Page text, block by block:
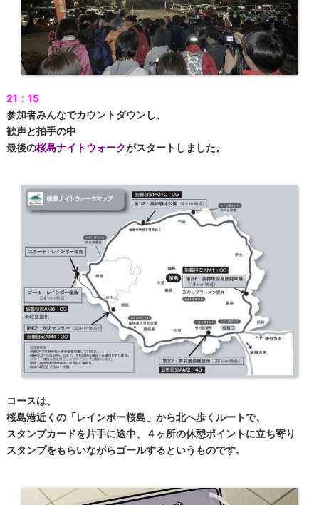
21：15
参加者みんなでカウントダウンし、
歓声と拍手の中
最後の桜島ナイトウォークがスタートしました。
コースは、
桜島港近くの「レインボー桜島」から北へ歩くルートで、
スタンプカードを片手に途中、４ヶ所の休憩ポイントに立ち寄り
スタンプをもらいながらゴールするというものです。